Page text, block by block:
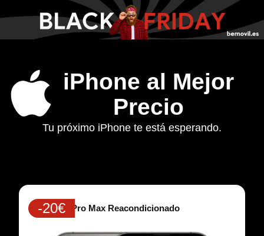
iPhone al Mejor
Precio
Tu próximo iPhone te está esperando.
iPhone 13 Pro Max Reacondicionado
-20€